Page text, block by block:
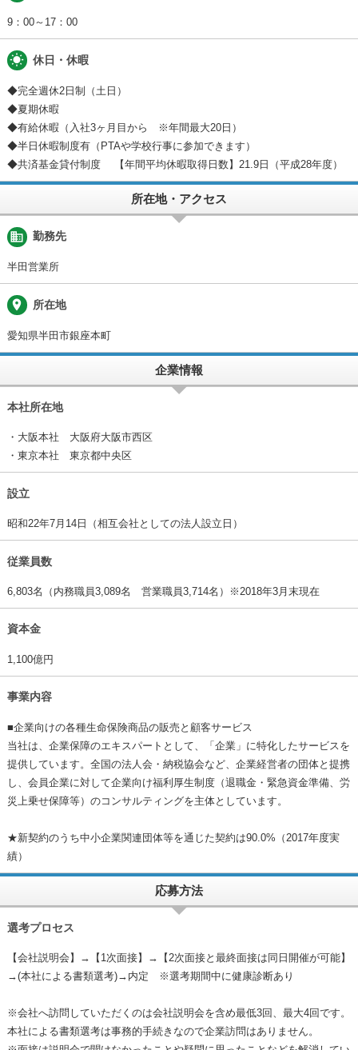
9：00～17：00
wb_sunny 休日・休暇
◆完全週休2日制（土日）
◆夏期休暇
◆有給休暇（入社3ヶ月目から ※年間最大20日）
◆半日休暇制度有（PTAや学校行事に参加できます）
◆共済基金貸付制度 【年間平均休暇取得日数】21.9日（平成28年度）
所在地・アクセス
business 勤務先
半田営業所
place 所在地
愛知県半田市銀座本町
企業情報
本社所在地
・大阪本社 大阪府大阪市西区
・東京本社 東京都中央区
設立
昭和22年7月14日（相互会社としての法人設立日）
従業員数
6,803名（内務職員3,089名 営業職員3,714名）※2018年3月末現在
資本金
1,100億円
事業内容
■企業向けの各種生命保険商品の販売と顧客サービス
当社は、企業保障のエキスパートとして、「企業」に特化したサービスを
提供しています。全国の法人会・納税協会など、企業経営者の団体と提携
し、会員企業に対して企業向け福利厚生制度（退職金・緊急資金準備、労
災上乗せ保障等）のコンサルティングを主体としています。
★新契約のうち中小企業関連団体等を通じた契約は90.0%（2017年度実
績）
応募方法
選考プロセス
【会社説明会】→【1次面接】→【2次面接と最終面接は同日開催が可能】
→(本社による書類選考)→内定 ※選考期間中に健康診断あり
※会社へ訪問していただくのは会社説明会を含め最低3回、最大4回です。
本社による書類選考は事務的手続きなので企業訪問はありません。